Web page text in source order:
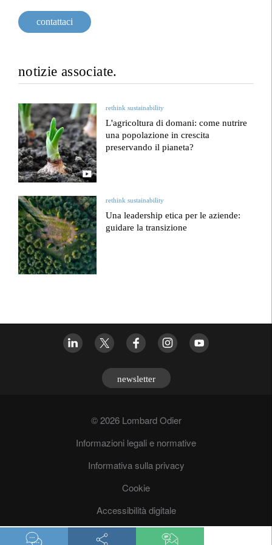
contattaci
notizie associate.
rethink sustainability
L'agricoltura di domani: come nutrire
una popolazione in crescita
preservando il pianeta?
rethink sustainability
Una leadership etica per le aziende:
guidare la transizione
newsletter
© 2026 Lombard Odier
Informazioni legali e normative
Informativa sulla privacy
Cookie
Accessibilità digitale
Lotta antrifrode